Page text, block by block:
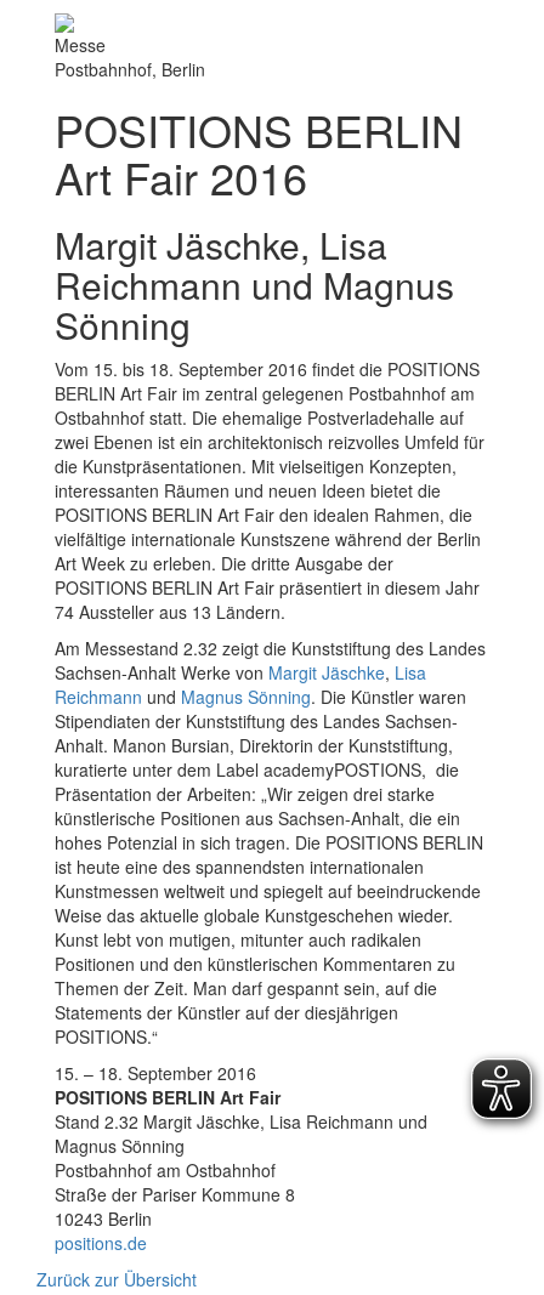
Messe
Postbahnhof, Berlin
POSITIONS BERLIN
Art Fair 2016
Margit Jäschke, Lisa
Reichmann und Magnus
Sönning
Vom 15. bis 18. September 2016 findet die POSITIONS
BERLIN Art Fair im zentral gelegenen Postbahnhof am
Ostbahnhof statt. Die ehemalige Postverladehalle auf
zwei Ebenen ist ein architektonisch reizvolles Umfeld für
die Kunstpräsentationen. Mit vielseitigen Konzepten,
interessanten Räumen und neuen Ideen bietet die
POSITIONS BERLIN Art Fair den idealen Rahmen, die
vielfältige internationale Kunstszene während der Berlin
Art Week zu erleben. Die dritte Ausgabe der
POSITIONS BERLIN Art Fair präsentiert in diesem Jahr
74 Aussteller aus 13 Ländern.
Am Messestand 2.32 zeigt die Kunststiftung des Landes
Sachsen-Anhalt Werke von Margit Jäschke, Lisa
Reichmann und Magnus Sönning. Die Künstler waren
Stipendiaten der Kunststiftung des Landes Sachsen-
Anhalt. Manon Bursian, Direktorin der Kunststiftung,
kuratierte unter dem Label academyPOSTIONS, die
Präsentation der Arbeiten: „Wir zeigen drei starke
künstlerische Positionen aus Sachsen-Anhalt, die ein
hohes Potenzial in sich tragen. Die POSITIONS BERLIN
ist heute eine des spannendsten internationalen
Kunstmessen weltweit und spiegelt auf beeindruckende
Weise das aktuelle globale Kunstgeschehen wieder.
Kunst lebt von mutigen, mitunter auch radikalen
Positionen und den künstlerischen Kommentaren zu
Themen der Zeit. Man darf gespannt sein, auf die
Statements der Künstler auf der diesjährigen
POSITIONS.“
15. – 18. September 2016
POSITIONS BERLIN Art Fair
Stand 2.32 Margit Jäschke, Lisa Reichmann und
Magnus Sönning
Postbahnhof am Ostbahnhof
Straße der Pariser Kommune 8
10243 Berlin
positions.de
Zurück zur Übersicht